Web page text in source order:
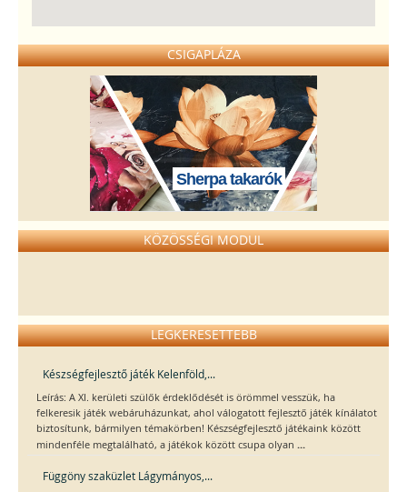
CSIGAPLÁZA
Sherpa takarók
KÖZÖSSÉGI MODUL
LEGKERESETTEBB
Készségfejlesztő játék Kelenföld,...
Leírás: A XI. kerületi szülők érdeklődését is örömmel vesszük, ha
felkeresik játék webáruházunkat, ahol válogatott fejlesztő játék kínálatot
biztosítunk, bármilyen témakörben! Készségfejlesztő játékaink között
mindenféle megtalálható, a játékok között csupa olyan ...
Függöny szaküzlet Lágymányos,...